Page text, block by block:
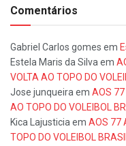
Comentários
Gabriel Carlos gomes em
Estela Maris da Silvaem
VOLTA AO TOPO DO
Jose junqueiraem AOS 77
AO TOPO DO VOLEIBOL
Kica Lajusticiaem AOS 77
TOPO DO VOLEIBOL